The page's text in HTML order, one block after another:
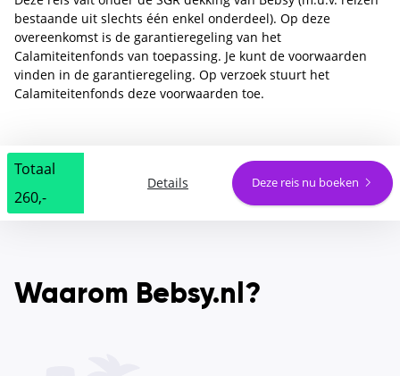
bestaande uit slechts één enkel onderdeel). Op deze
overeenkomst is de garantieregeling van het
Calamiteitenfonds van toepassing. Je kunt de voorwaarden
vinden in de garantieregeling. Op verzoek stuurt het
Calamiteitenfonds deze voorwaarden toe.
Totaal
260,-
Details Deze reis nu boeken
Waarom Bebsy.nl?